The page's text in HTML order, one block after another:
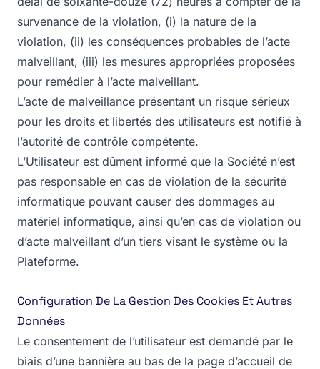
survenance de la violation, (i) la nature de la
violation, (ii) les conséquences probables de l’acte
malveillant, (iii) les mesures appropriées proposées
pour remédier à l’acte malveillant.
L’acte de malveillance présentant un risque sérieux
pour les droits et libertés des utilisateurs est notifié à
l’autorité de contrôle compétente.
L’Utilisateur est dûment informé que la Société n’est
pas responsable en cas de violation de la sécurité
informatique pouvant causer des dommages au
matériel informatique, ainsi qu’en cas de violation ou
d’acte malveillant d’un tiers visant le système ou la
Plateforme.
Configuration De La Gestion Des Cookies Et Autres
Données
Le consentement de l’utilisateur est demandé par le
biais d’une bannière au bas de la page d’accueil de